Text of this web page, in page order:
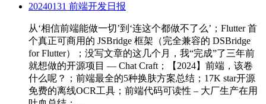
20240131 前端开发日报
从‘相信前端能做一切’到‘连这个都做不了么’；Flutter 首
个真正可商用的 JSBridge 框架（完全兼容的 DSBridge
for Flutter）；没写文章的这几个月，我“完成”了三年前
就想做的开源项目 — Chat Craft；【2024】前端，该卷
什么呢？；前端最全的5种换肤方案总结；17K star开源
免费的离线OCR工具；前端代码可读性 – 大厂生产在用